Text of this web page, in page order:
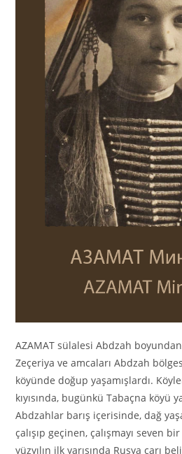
AZAMAT sülalesi Abdzah
Zeçeriya ve amcaları Abdzah
köyünde doğup yaşamışlardı.
kıyısında, bugünkü Tabaçna köyü
Abdzahlar barış içerisinde, dağ
çalışıp geçinen, çalışmayı seven
yüzyılın ilk yarısında Rusya çarı